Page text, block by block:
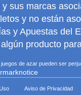
sus marcas
y no están
y Apuestas del
algún producto
juegos de azar pueden ser
Aviso de Privacidad